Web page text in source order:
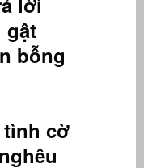
gật
bỗng
tình cờ